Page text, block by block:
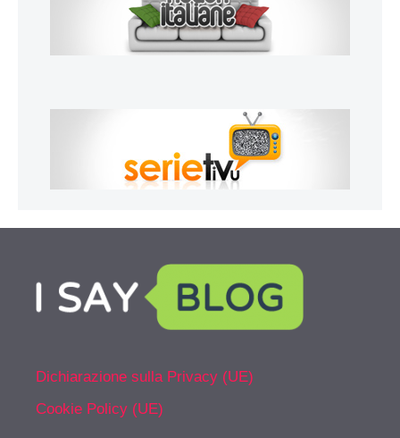
Dichiarazione sulla Privacy (UE)
Cookie Policy (UE)